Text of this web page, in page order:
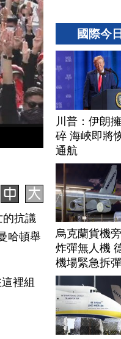
的抗議
哈頓舉
裡組
國際今
川普：伊朗
碎 海峽即將
通航
烏克蘭貨機
炸彈無人機
機場緊急拆彈